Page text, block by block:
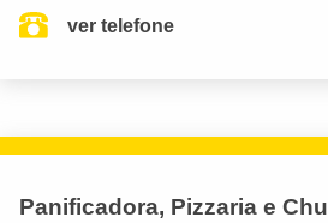
ver telefone
Panificadora, Pizzaria e